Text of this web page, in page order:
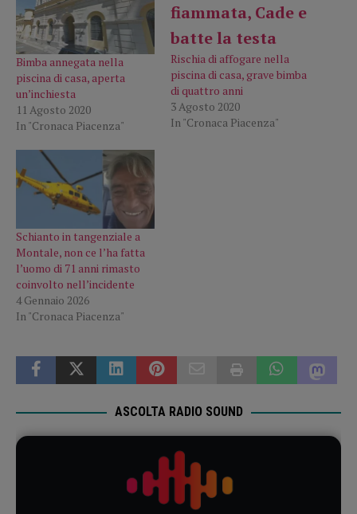
Bimba annegata nella
piscina di casa, aperta
un’inchiesta
11 Agosto 2020
In "Cronaca Piacenza"
Rischia di affogare nella
piscina di casa, grave bimba
di quattro anni
3 Agosto 2020
In "Cronaca Piacenza"
Schianto in tangenziale a
Montale, non ce l’ha fatta
l’uomo di 71 anni rimasto
coinvolto nell’incidente
4 Gennaio 2026
In "Cronaca Piacenza"
ASCOLTA RADIO SOUND